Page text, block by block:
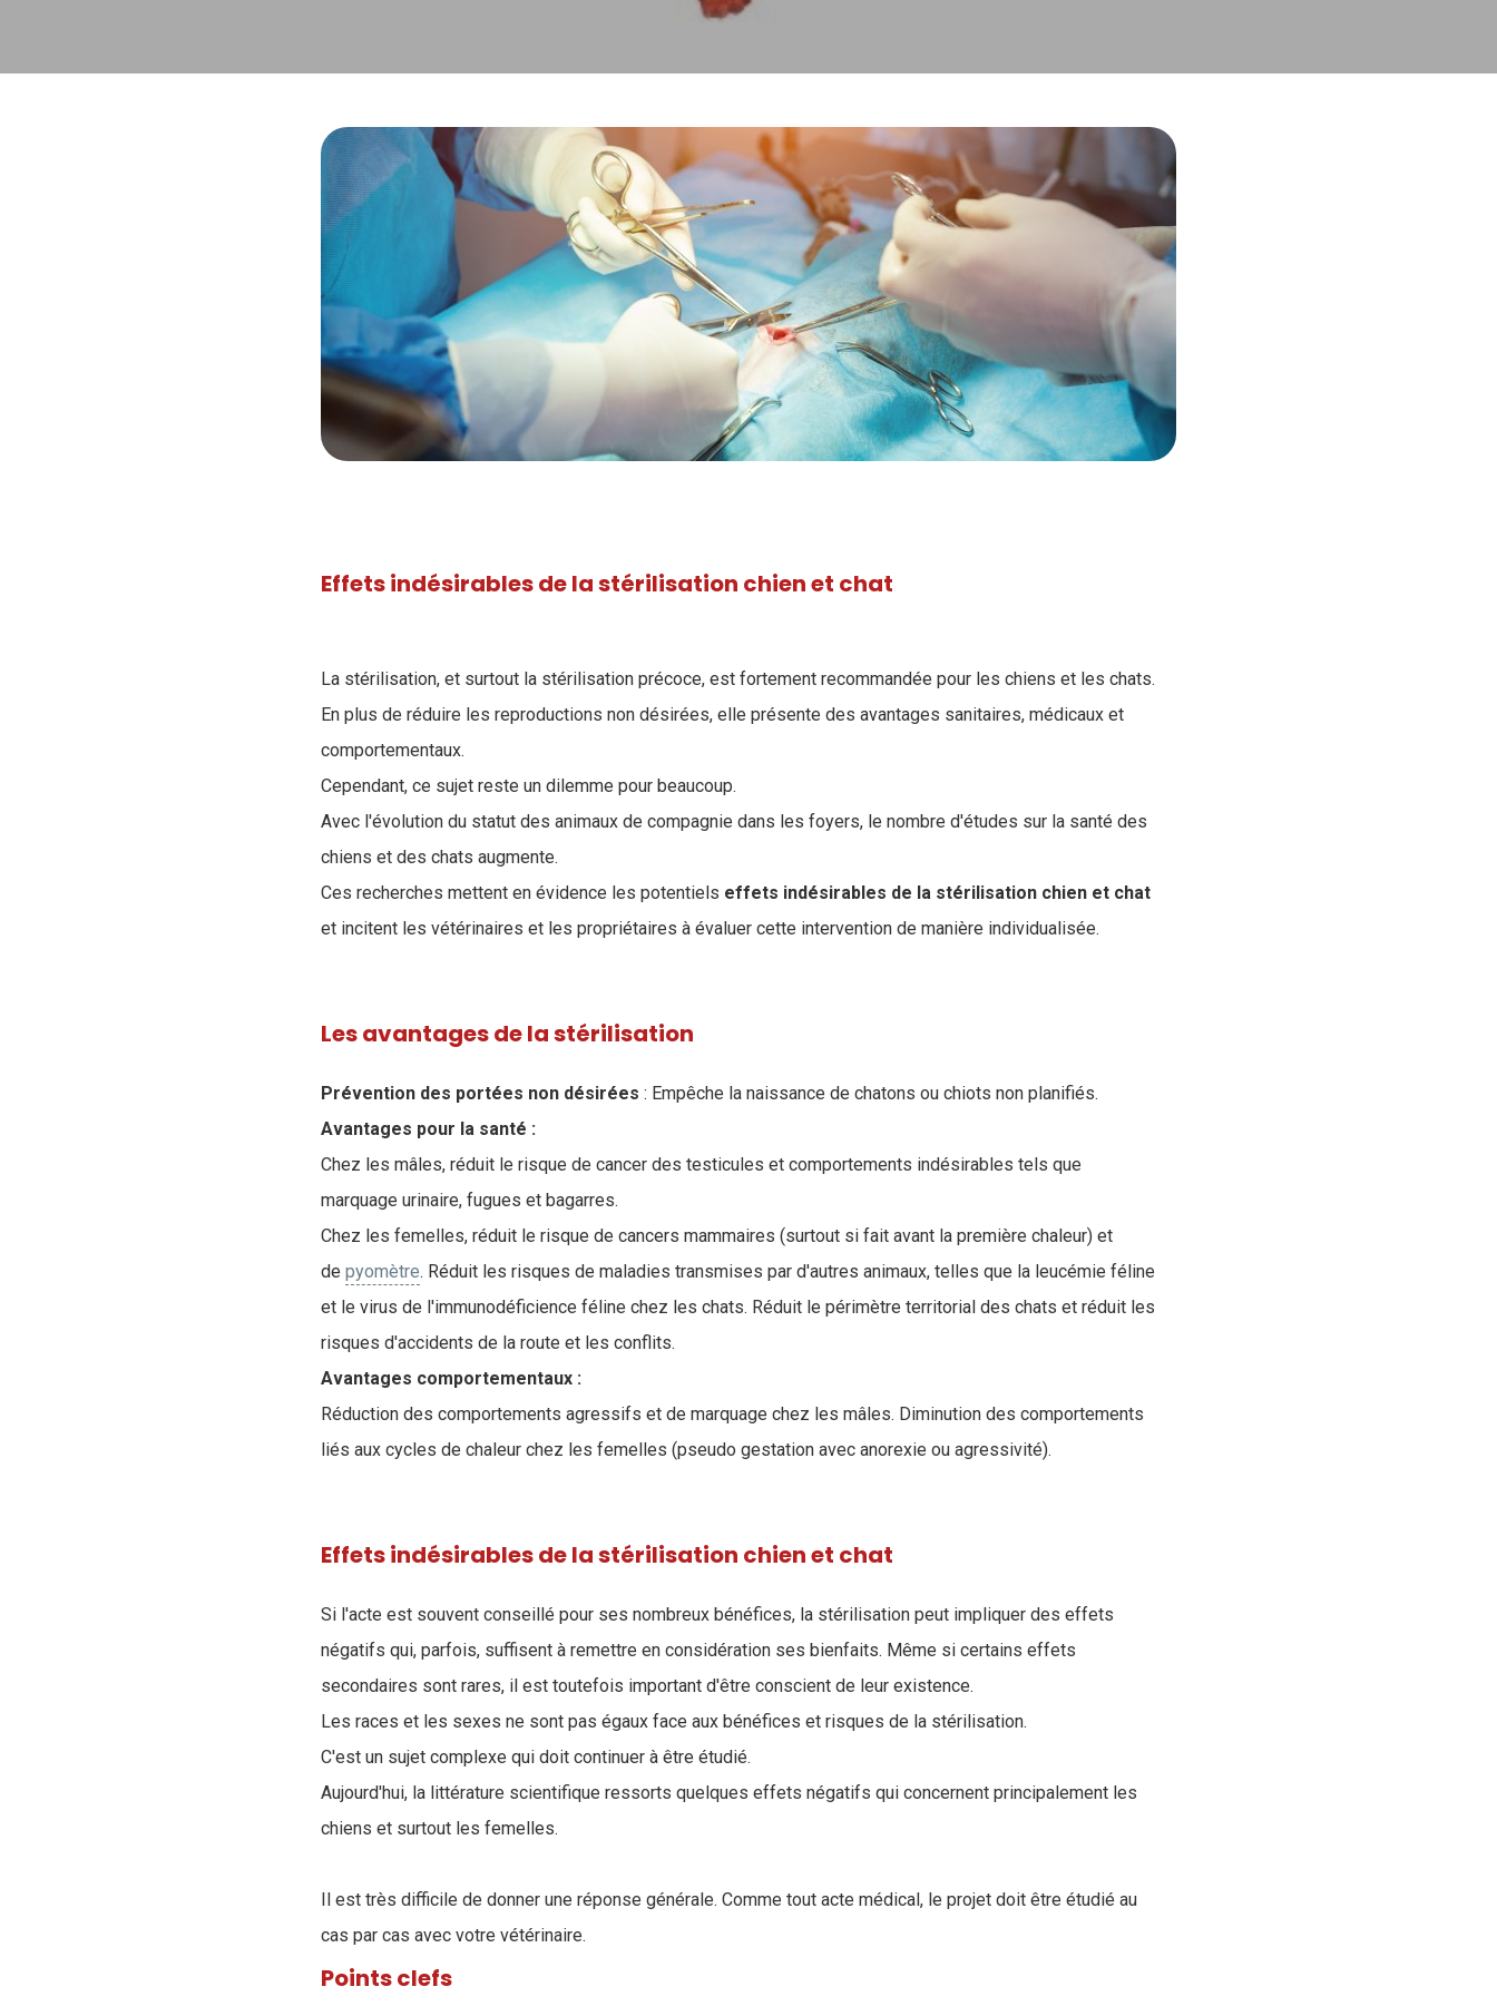
Effets indésirables de la stérilisation chien et chat
La stérilisation, et surtout la stérilisation précoce, est fortement recommandée pour les chiens et les chats.
En plus de réduire les reproductions non désirées, elle présente des avantages sanitaires, médicaux et
comportementaux.
Cependant, ce sujet reste un dilemme pour beaucoup.
Avec l'évolution du statut des animaux de compagnie dans les foyers, le nombre d'études sur la santé des
chiens et des chats augmente.
Ces recherches mettent en évidence les potentiels effets indésirables de la stérilisation chien et chat
et incitent les vétérinaires et les propriétaires à évaluer cette intervention de manière individualisée.
Les avantages de la stérilisation
Prévention des portées non désirées : Empêche la naissance de chatons ou chiots non planifiés.
Avantages pour la santé :
Chez les mâles, réduit le risque de cancer des testicules et comportements indésirables tels que
marquage urinaire, fugues et bagarres.
Chez les femelles, réduit le risque de cancers mammaires (surtout si fait avant la première chaleur) et
de pyomètre. Réduit les risques de maladies transmises par d'autres animaux, telles que la leucémie féline
et le virus de l'immunodéficience féline chez les chats. Réduit le périmètre territorial des chats et réduit les
risques d'accidents de la route et les conflits.
Avantages comportementaux :
Réduction des comportements agressifs et de marquage chez les mâles. Diminution des comportements
liés aux cycles de chaleur chez les femelles (pseudo gestation avec anorexie ou agressivité).
Effets indésirables de la stérilisation chien et chat
Si l'acte est souvent conseillé pour ses nombreux bénéfices, la stérilisation peut impliquer des effets
négatifs qui, parfois, suffisent à remettre en considération ses bienfaits. Même si certains effets
secondaires sont rares, il est toutefois important d'être conscient de leur existence.
Les races et les sexes ne sont pas égaux face aux bénéfices et risques de la stérilisation.
C'est un sujet complexe qui doit continuer à être étudié.
Aujourd'hui, la littérature scientifique ressorts quelques effets négatifs qui concernent principalement les
chiens et surtout les femelles.
Il est très difficile de donner une réponse générale. Comme tout acte médical, le projet doit être étudié au
cas par cas avec votre vétérinaire.
Points clefs